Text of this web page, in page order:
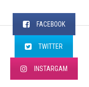
FACEBOOK
TWITTER
INSTARGAM